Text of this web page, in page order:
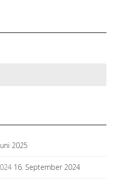
2025
16. September 2024